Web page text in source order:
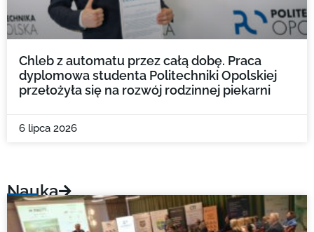
Chleb z automatu przez całą dobę. Praca
dyplomowa studenta Politechniki Opolskiej
przełożyła się na rozwój rodzinnej piekarni
6 lipca 2026
Nauka